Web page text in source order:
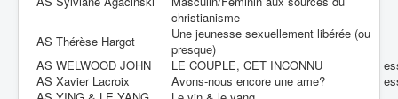
christianisme
AS Thérèse Hargot
Une jeunesse sexuellement libérée (ou
presque)
AS WELWOOD JOHN
LE COUPLE, CET INCONNU
AS Xavier Lacroix
Avons-nous encore une ame?